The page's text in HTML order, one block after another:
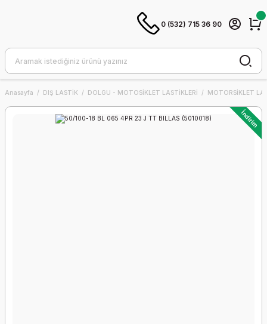
0 (532) 715 36 90
Anasayfa DIŞ LASTİK DOLGU - MOTOSİKLET LASTİKLERİ MOTORSİKLET
İndirim